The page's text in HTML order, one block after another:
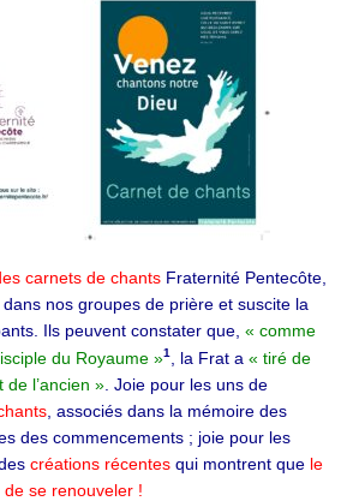
carnets de chants Fraternité Pentecôte,
nos groupes de prière et suscite la
Ils peuvent constater que, « comme
du Royaume »1 , la Frat a « tiré de
l’ancien » . Joie pour les uns de
, associés dans la mémoire des
des commencements ; joie pour les
créations récentes qui montrent que le
se renouveler !